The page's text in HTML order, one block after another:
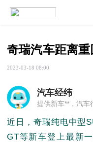
奇瑞汽车距离
2023-03-18 08:00
汽车经纬
提供新车**，汽车
近日，奇瑞纯电中型
GT等新车登上最新